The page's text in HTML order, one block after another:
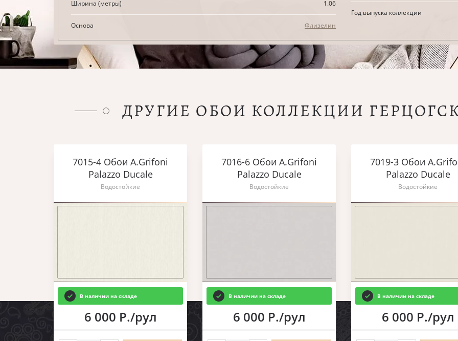
Ширина (метры) 1.06
Основа Флизелин
Год выпуска коллекции
ДРУГИЕ ОБОИ КОЛЛЕКЦИИ
7015-4 Обои A.Grifoni
Palazzo Ducale
Водостойкие
В наличии на складе
6 000 Р./рул
7016-6 Обои A.Grifoni
Palazzo Ducale
Водостойкие
В наличии на складе
6 000 Р./рул
7019-3 Обои
Palazzo Ducale
Водостойкие
В наличии на складе
6 000 Р./рул